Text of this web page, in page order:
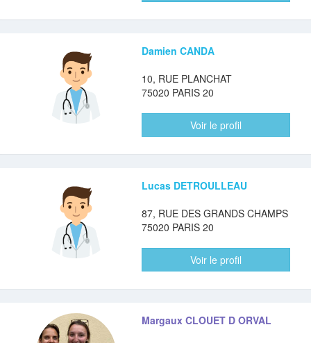
Damien CANDA
10, RUE PLANCHAT
75020 PARIS 20
Voir le profil
Lucas DETROULLEAU
87, RUE DES GRANDS CHAMPS
75020 PARIS 20
Voir le profil
Margaux CLOUET D ORVAL